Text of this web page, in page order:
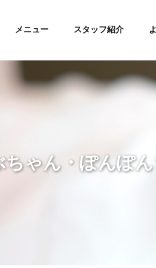
メニュー スタッフ紹介
ちゃん・ぽんぽ